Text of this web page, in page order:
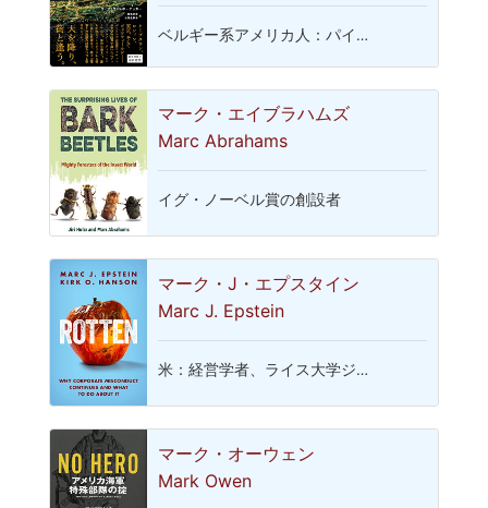
ベルギー系アメリカ人：パイ…
マーク・エイブラハムズ
Marc Abrahams
イグ・ノーベル賞の創設者
マーク・J・エプスタイン
Marc J. Epstein
米：経営学者、ライス大学ジ…
マーク・オーウェン
Mark Owen